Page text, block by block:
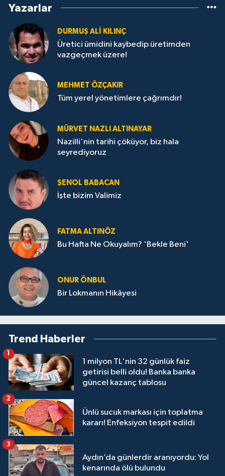
Yazarlar
DURMUŞ ALI KILINÇ
Üretici ümidini kaybedip üretimden
vazgeçmek üzere!
MEHMET ÖZÇAKIR
Tüm yerel yönetimlere çağrımdır!
MÜRVET NAZLI ALTINAYAR
Nazilli'nin tarihi çöküyor, biz hala
seyrediyoruz
ŞENOL BABACAN
İşte bizim Valimiz
FATMA ALTINÖZ
Bu Hafta Ne Okuyalım? 'Bekle Beni'
ONUR ÖNBUL
Bir Lokmanın Hikâyesi
Trend Haberler
1 milyon TL'nin 32 günlük faiz
getirisi belli oldu! Banka banka
güncel kazanç tablosu
1
Ünlü sucuk markası için toplatma
kararı! Enfeksiyon tespit edildi
2
Aydın’da günlerdir aranıyordu: Yol
kenarında ölü bulundu
3